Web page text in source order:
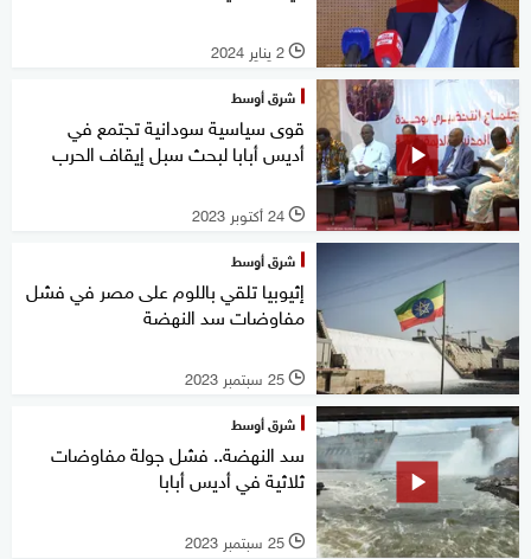
l 2 يناير 2024
شرق أوسط
قوى سياسية سودانية تجتمع في
أديس أبابا لبحث سبل إيقاف الحرب
l 24 أكتوبر 2023
شرق أوسط
إثيوبيا تلقي باللوم على مصر في فشل
مفاوضات سد النهضة
l 25 سبتمبر 2023
شرق أوسط
سد النهضة.. فشل جولة مفاوضات
ثلاثية في أديس أبابا
l 25 سبتمبر 2023